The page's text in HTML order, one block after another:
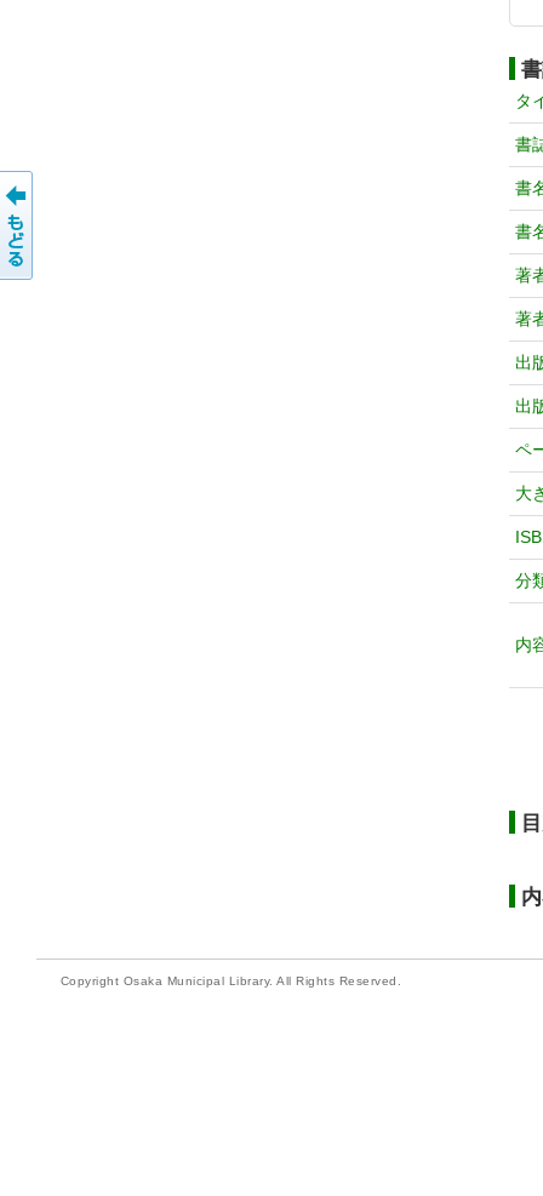
タ
書
書
書
著
著
出
出
ペ
大
分
内
Copyright Osaka Municipal Library. All Rights Reserved.